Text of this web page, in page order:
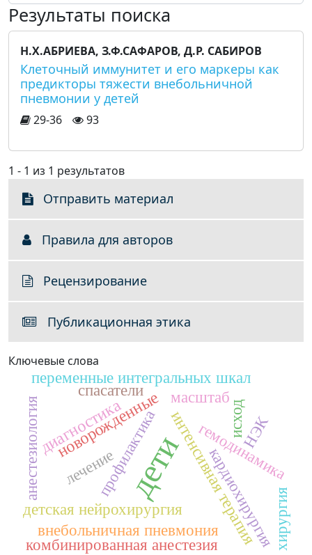
Результаты поиска
Н.Х.АБРИЕВА, З.Ф.САФАРОВ, Д.Р. САБИРОВ
Клеточный иммунитет и его маркеры как
предикторы тяжести внебольничной
пневмонии у детей
29-36 93
1 - 1 из 1 результатов
Отправить материал
Правила для авторов
Рецензирование
Публикационная этика
Ключевые слова
дети
новорожденныеинтенсивная терапия
диагностикапрофилактика
детская нейрохирургия
гемодинамика
переменные интегральных шкал
анестезиология исход
внебольничная пневмониякардиохирургия
масштаб
НЭК
хирургия
комбинированная анестезия
лечение
спасатели